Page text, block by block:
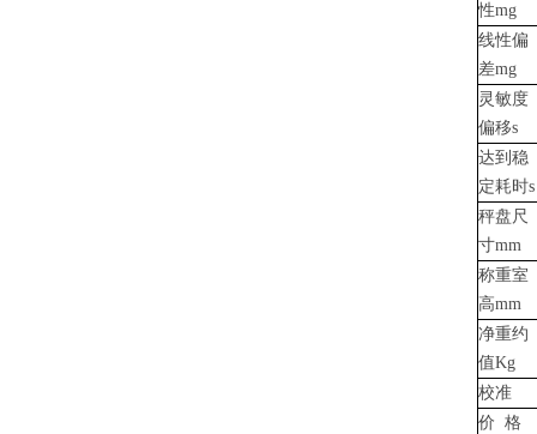
性mg
线性偏
差mg
灵敏度
偏移s
达到稳
定耗时s
秤盘尺
寸mm
称重室
高mm
净重约
值Kg
校准
价 格